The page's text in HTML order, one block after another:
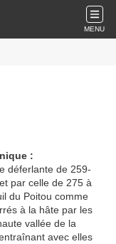
MENU
:
déferlante de 259-
par celle de 275 à
du Poitou comme
à la hâte par les
vallée de la
avec elles